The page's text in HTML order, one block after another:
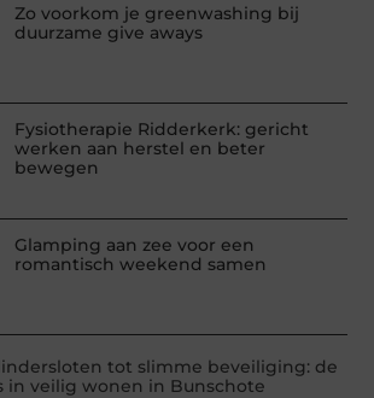
Zo voorkom je greenwashing bij
duurzame give aways
Fysiotherapie Ridderkerk: gericht
werken aan herstel en beter
bewegen
Glamping aan zee voor een
romantisch weekend samen
tot slimme beveiliging: de
in veilig wonen in Bunschote